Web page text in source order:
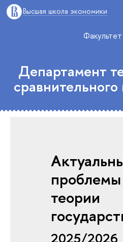
Высшая школа экономики
Департамент
проблемы
теории
2025/2026